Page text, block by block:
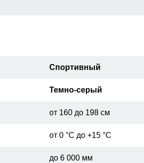
Спортивный
Темно-серый
от 160 до 198 см
от 0 °C до +15 °C
до 6 000 мм